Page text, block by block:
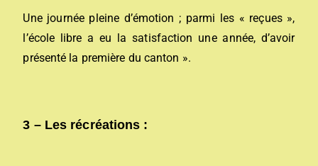
Une journée pleine d’émotion ; parmi les « reçues »,
l’école libre a eu la satisfaction une année, d’avoir
présenté la première du canton ».
3 – Les récréations :